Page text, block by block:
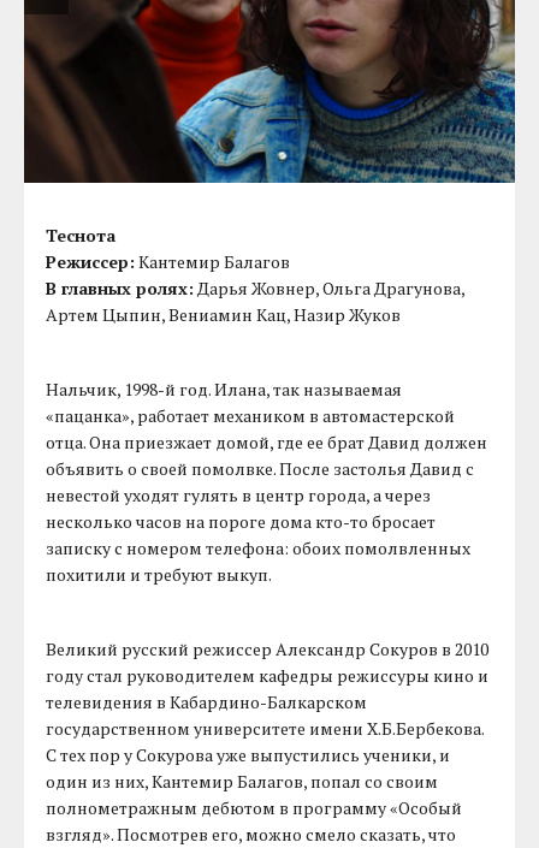
Теснота
Режиссер: Кантемир Балагов
В главных ролях:Дарья Жовнер, Ольга Драгунова,
Артем Цыпин, Вениамин Кац, Назир Жуков
Нальчик, 1998-й год. Илана, так называемая
«пацанка», работает механиком в автомастерской
отца. Она приезжает домой, где ее брат Давид должен
объявить о своей помолвке. После застолья Давид с
невестой уходят гулять в центр города, а через
несколько часов на пороге дома кто-то бросает
записку с номером телефона: обоих помолвленных
похитили и требуют выкуп.
Великий русский режиссер Александр Сокуров в 2010
году стал руководителем кафедры режиссуры кино и
телевидения в Кабардино-Балкарском
государственном университете имени Х.Б.Бербекова.
С тех пор у Сокурова уже выпустились ученики, и
один из них, Кантемир Балагов, попал со своим
полнометражным дебютом в программу «Особый
взгляд». Посмотрев его, можно смело сказать, что